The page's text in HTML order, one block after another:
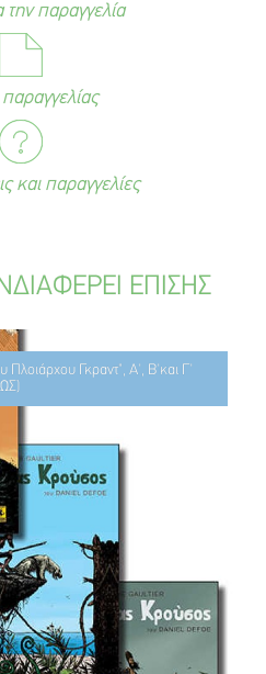
την παραγγελία
και παραγγελίες
ΕΠΙΣΗΣ
Πλοιάρχου Γκραντ", Α', Β'και Γ'